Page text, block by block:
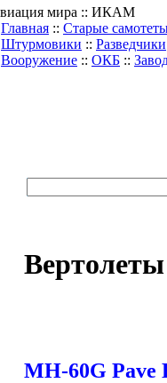
Главная :: Старые
Штурмовики :: Разведчики
Вооружение :: ОКБ ::
Вертолеты
MH-60G Pave